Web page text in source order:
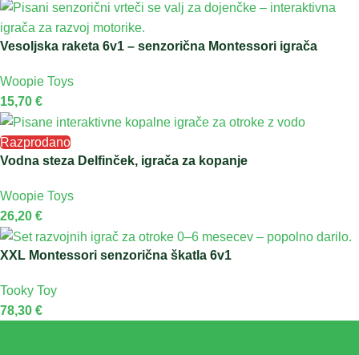
Vesoljska raketa 6v1 – senzorična Montessori igrača
Woopie Toys
15,70 €
Razprodano
Vodna steza Delfinček, igrača za kopanje
Woopie Toys
26,20 €
XXL Montessori senzorična škatla 6v1
Tooky Toy
78,30 €